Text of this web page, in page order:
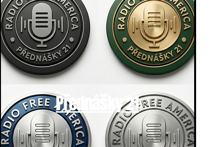
Přednášky 21